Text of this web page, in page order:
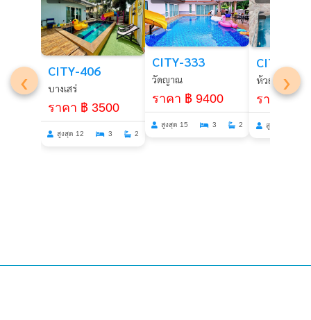
‹ ›
CITY-406
บางเสร่
ราคา ฿ 3500
สูงสุด 12 3 2
CITY-333
วัดญาณ
ราคา ฿ 9400
สูงสุด 15 3 2
CITY-278
ห้วยใหญ่
ราคา ฿
สูงสุด 8